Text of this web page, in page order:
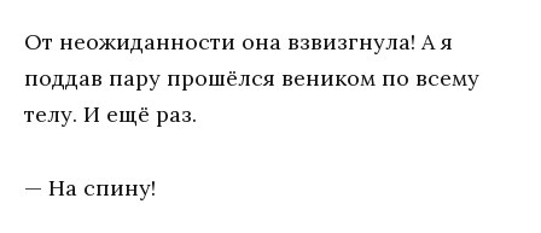
От неожиданности она взвизгнула! А я
поддав пару прошёлся веником по всему
телу. И ещё раз.
— На спину!